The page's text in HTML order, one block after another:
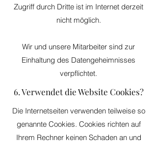
Zugriff durch Dritte ist im Internet derzeit
nicht möglich.
Wir und unsere Mitarbeiter sind zur
Einhaltung des Datengeheimnisses
verpflichtet.
6. Verwendet die Website Cookies?
Die Internetseiten verwenden teilweise so
genannte Cookies. Cookies richten auf
Ihrem Rechner keinen Schaden an und